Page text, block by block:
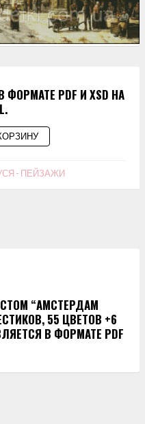
PDF И XSD НА
- ПЕЙЗАЖИ
“АМСТЕРДАМ
55 ЦВЕТОВ +6
В ФОРМАТЕ PDF